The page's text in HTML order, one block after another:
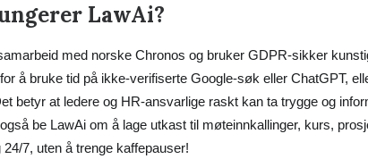
LawAi?
med norske Chronos og bruker GDPR-sikker
å bruke tid på ikke-verifiserte Google-søk eller ChatGPT,
betyr at ledere og HR-ansvarlige raskt kan ta trygge og
be LawAi om å lage utkast til møteinnkallinger, kurs,
24/7, uten å trenge kaffepauser!